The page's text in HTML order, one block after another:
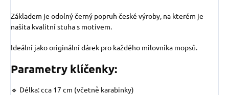
Základem je odolný černý popruh české výroby, na kterém je
našita kvalitní stuha s motivem.
Ideální jako originální dárek pro každého milovníka mopsů.
Parametry klíčenky:
🔹 Délka: cca 17 cm (včetně karabinky)